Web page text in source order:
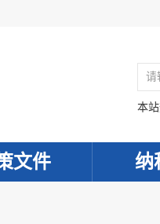
本站
文件 纳